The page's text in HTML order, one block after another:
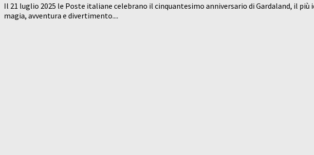
Il 21 luglio 2025 le Poste italiane celebrano il cinquantesimo anniversario di Gardaland, il
magia, avventura e divertimento....